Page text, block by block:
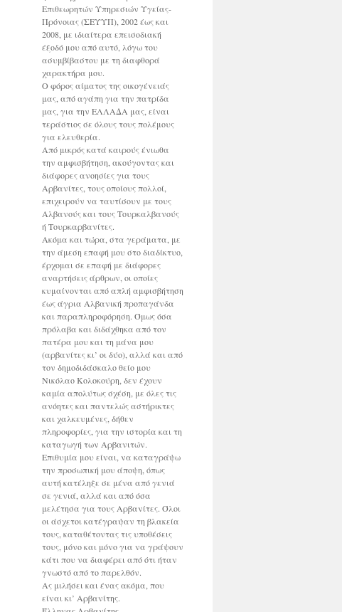
Επιθεωρητών Υπηρεσιών Υγείας-
Πρόνοιας (ΣΕΥΥΠ), 2002 έως και
2008, με ιδιαίτερα επεισοδιακή
έξοδό μου από αυτό, λόγω του
ασυμβίβαστου με τη διαφθορά
χαρακτήρα μου.
Ο φόρος αίματος της οικογένειάς
μας, από αγάπη για την πατρίδα
μας, για την ΕΛΛΑΔΑ μας, είναι
τεράστιος σε όλους τους πολέμους
για ελευθερία.
Από μικρός κατά καιρούς ένιωθα
την αμφισβήτηση, ακούγοντας και
διάφορες ανοησίες για τους
Αρβανίτες, τους οποίους πολλοί,
επιχειρούν να ταυτίσουν με τους
Αλβανούς και τους Τουρκαλβανούς
ή Τουρκαρβανίτες.
Ακόμα και τώρα, στα γεράματα, με
την άμεση επαφή μου στο διαδίκτυο,
έρχομαι σε επαφή με διάφορες
αναρτήσεις άρθρων, οι οποίες
κυμαίνονται από απλή αμφισβήτηση
έως άγρια Αλβανική προπαγάνδα
και παραπληροφόρηση. Όμως όσα
πρόλαβα και διδάχθηκα από τον
πατέρα μου και τη μάνα μου
(αρβανίτες κι’ οι δύο), αλλά και από
τον δημοδιδάσκαλο θείο μου
Νικόλαο Κολοκούρη, δεν έχουν
καμία απολύτως σχέση, με όλες τις
ανόητες και παντελώς αστήρικτες
και χαλκευμένες, δήθεν
πληροφορίες, για την ιστορία και τη
καταγωγή των Αρβανιτών.
Επιθυμία μου είναι, να καταγράψω
την προσωπική μου άποψη, όπως
αυτή κατέληξε σε μένα από γενιά
σε γενιά, αλλά και από όσα
μελέτησα για τους Αρβανίτες. Όλοι
οι άσχετοι κατέγραψαν τη βλακεία
τους, καταθέτοντας τις υποθέσεις
τους, μόνο και μόνο για να γράψουν
κάτι που να διαφέρει από ότι ήταν
γνωστό από το παρελθόν.
Ας μιλήσει και ένας ακόμα, που
είναι κι’ Αρβανίτης.